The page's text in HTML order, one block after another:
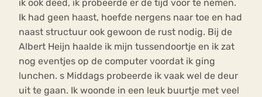
ik ook deed, ik probeerde er de tijd voor te nemen.
Ik had geen haast, hoefde nergens naar toe en had
naast structuur ook gewoon de rust nodig. Bij de
Albert Heijn haalde ik mijn tussendoortje en ik zat
nog eventjes op de computer voordat ik ging
lunchen. s Middags probeerde ik vaak wel de deur
uit te gaan. Ik woonde in een leuk buurtje met veel